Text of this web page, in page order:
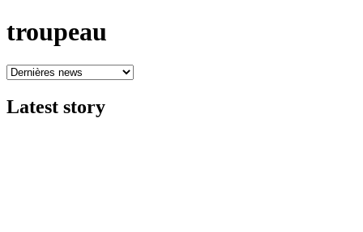
troupeau
Latest story